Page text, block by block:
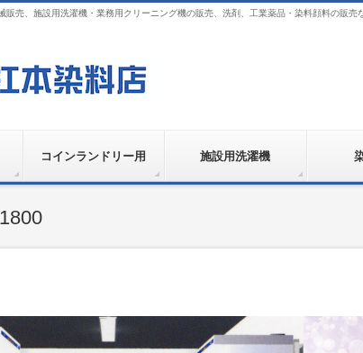
販売、施設用洗濯機・業務用クリーニング機の販売、洗剤、工業薬品・染料顔料の販
コインランドリー用 施設用洗濯機